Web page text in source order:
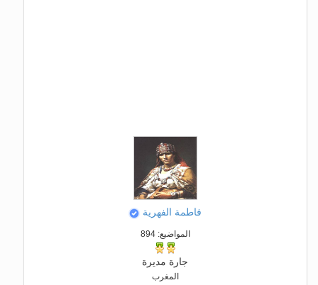
فاطمة الفهرية
المواضيع: 894
جارة مديرة
المغرب